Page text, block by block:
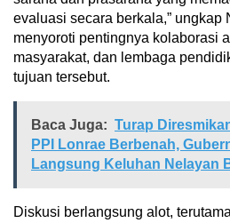
evaluasi secara berkala,” ungkap
menyoroti pentingnya kolaborasi
masyarakat, dan lembaga
tujuan tersebut.
Baca Juga: Turap
PPI Lonrae Berbenah,
Langsung Keluhan Nelayan
Diskusi berlangsung alot,